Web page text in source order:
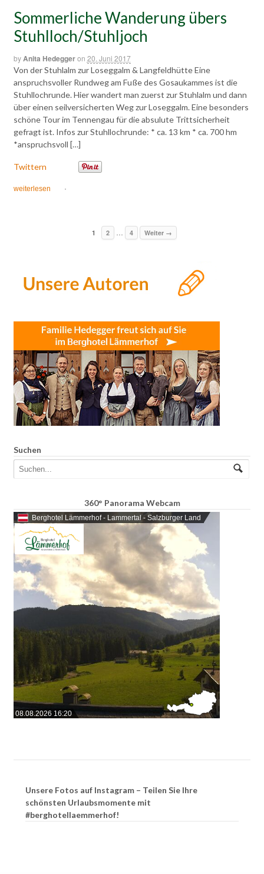
Sommerliche Wanderung übers
Stuhlloch/Stuhljoch
byAnita Hedeggeron 20. Juni 2017
Von der Stuhlalm zur Loseggalm & Langfeldhütte Eine
anspruchsvoller Rundweg am Fuße des Gosaukammes ist die
Stuhllochrunde. Hier wandert man zuerst zur Stuhlalm und dann
über einen seilversicherten Weg zur Loseggalm. Eine besonders
schöne Tour im Tennengau für die absulute Trittsicherheit
gefragt ist. Infos zur Stuhllochrunde: * ca. 13 km * ca. 700 hm
*anspruchsvoll […]
Twittern
weiterlesen ·
1 2 4 Weiter →
Suchen
360° Panorama Webcam
Berghotel Lämmerhof - Lammertal - Salzburger Land
08.08.2026 16:20
Unsere Fotos auf Instagram – Teilen Sie Ihre
schönsten Urlaubsmomente mit
#berghotellaemmerhof!